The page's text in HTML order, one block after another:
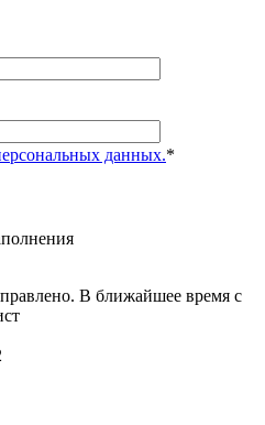
данных.*
В ближайшее время с